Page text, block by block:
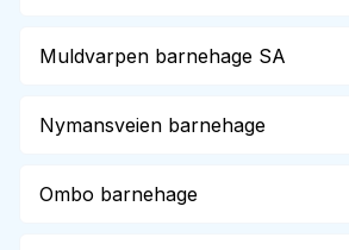
Muldvarpen barnehage SA
Nymansveien barnehage
Ombo barnehage